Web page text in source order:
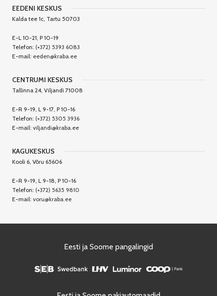
EEDENI KESKUS
Kalda tee 1c, Tartu 50703
E-L 10-21, P 10-19
Telefon: (+372) 5393 6083
E-mail: eeden@kraba.ee
CENTRUMI KESKUS
Tallinna 24, Viljandi 71008
E-R 9-19, L 9-17, P 10-16
Telefon: (+372) 5305 3936
E-mail: viljandi@kraba.ee
KAGUKESKUS
Kooli 6, Võru 65606
E-R 9-19, L 9-18, P 10-16
Telefon: (+372) 5635 9810
E-mail: voru@kraba.ee
Eesti ja Soome pangalingid